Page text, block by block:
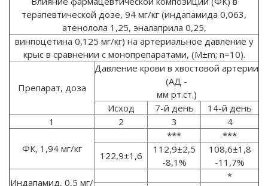
терапевтической дозе, 94 мг/кг (индапамида 0,063,
атенолола 1,25, эналаприла 0,25,
винпоцетина 0,125 мг/кг) на артериальное давление у
крыс в сравнении с монопрепаратами, (М±m; n=10).
Препарат, доза
Давление крови в хвостовой артерии
(АД -
мм рт.ст.)
Исход
7-й день
14-й день
1
2 3 4
ФК, 1,94 мг/кг
***
***
122,9±1,6
112,9±2,5
-8,1%
108,6±1,8
-11,7%
Индапамид, 0,5 мг/
*